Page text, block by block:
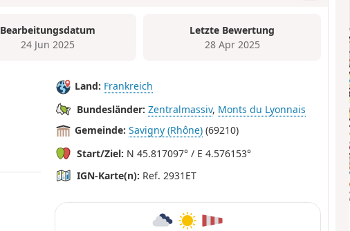
Bearbeitungsdatum
24 Jun 2025
Letzte Bewertung
28 Apr 2025
Land: Frankreich
Bundesländer: Zentralmassiv, Monts du Lyonnais
Gemeinde: Savigny (Rhône) (69210)
Start/Ziel: N 45.817097° / E 4.576153°
IGN-Karte(n): Ref. 2931ET